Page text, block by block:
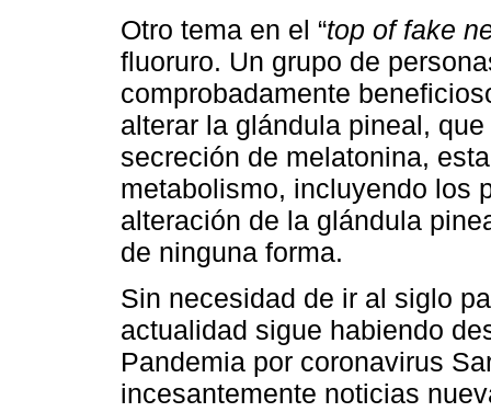
Otro tema en el “top of fake
fluoruro. Un grupo de
comprobadamente
alterar la glándula pineal,
secreción de melatonina,
metabolismo, incluyendo los
alteración de la glándula
de ninguna forma.
Sin necesidad de ir al siglo
actualidad sigue habiendo
Pandemia por coronavirus
incesantemente noticias